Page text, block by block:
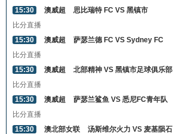
15:30
澳威超
思比瑞特 FC VS 黑镇市
比分直播
15:30
澳威超
萨瑟兰德 FC VS Sydney FC
比分直播
15:30
澳威超
北部精神 VS 黑镇市足球俱乐部
比分直播
15:30
澳威超
萨瑟兰鲨鱼 VS 悉尼FC青年队
比分直播
15:30
澳北部女联
汤斯维尔火力 VS 麦基陨石